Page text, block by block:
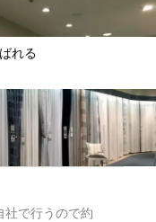
れる
社で行うので約